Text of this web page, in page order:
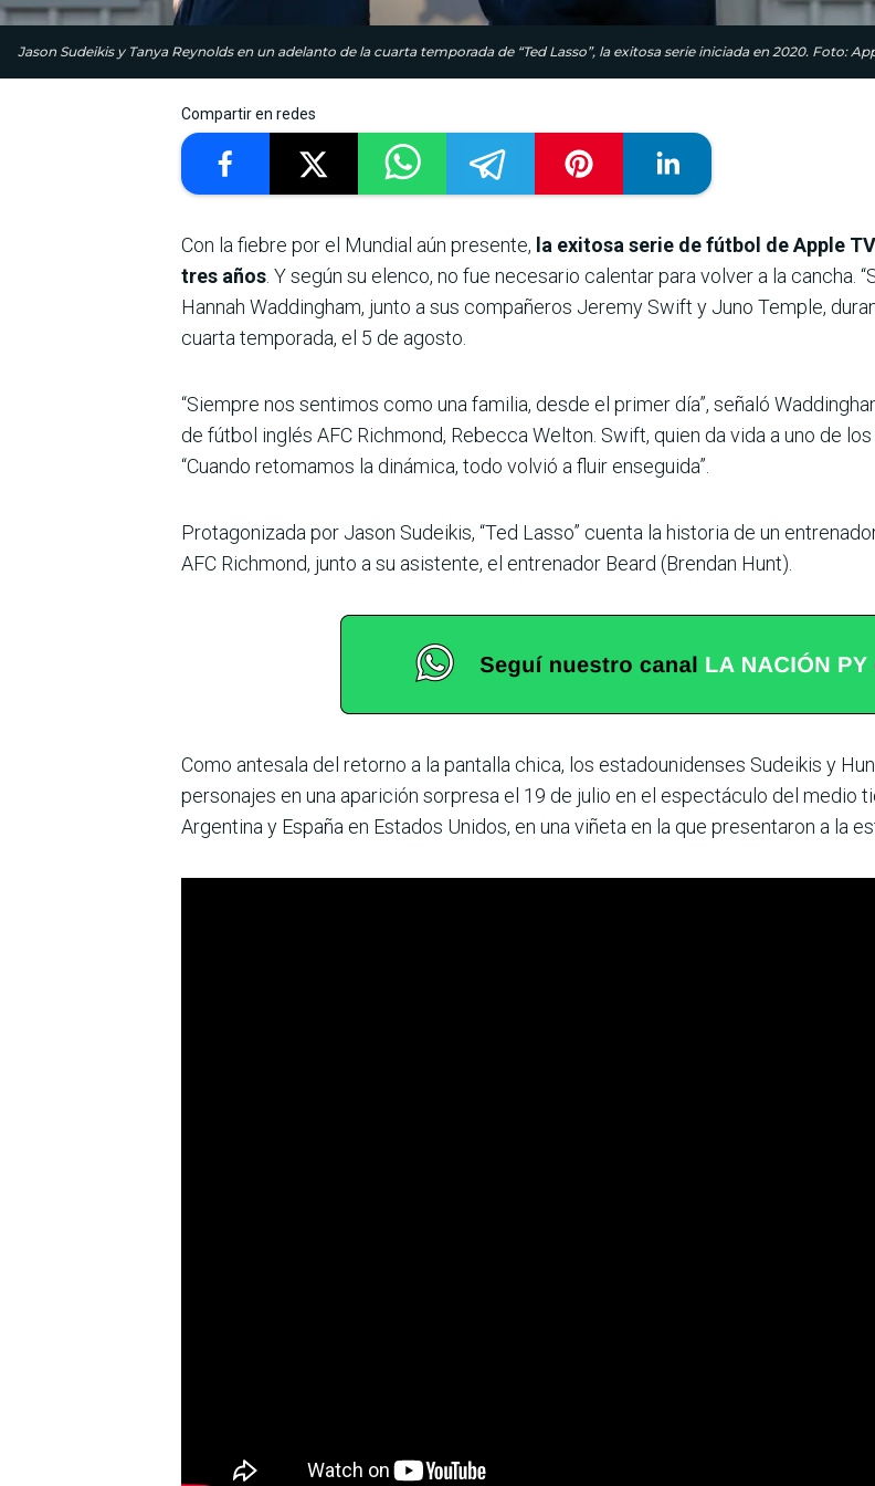
Jason Sudeikis y Tanya Reynolds en un adelanto de la cuarta temporada de “Ted Lasso”, la exitosa serie iniciada en 2020. Foto:
Compartir en redes
Con la fiebre por el Mundial aún presente, la exitosa serie de fútbol de Apple
tres años. Y según su elenco, no fue necesario calentar para volver a la cancha.
Hannah Waddingham, junto a sus compañeros Jeremy Swift y Juno Temple,
cuarta temporada, el 5 de agosto.
“Siempre nos sentimos como una familia, desde el primer día”, señaló
de fútbol inglés AFC Richmond, Rebecca Welton. Swift, quien da vida a uno de
“Cuando retomamos la dinámica, todo volvió a fluir enseguida”.
Protagonizada por Jason Sudeikis, “Ted Lasso” cuenta la historia de un
AFC Richmond, junto a su asistente, el entrenador Beard (Brendan Hunt).
Como antesala del retorno a la pantalla chica, los estadounidenses Sudeikis y
personajes en una aparición sorpresa el 19 de julio en el espectáculo del medio
Argentina y España en Estados Unidos, en una viñeta en la que presentaron a la